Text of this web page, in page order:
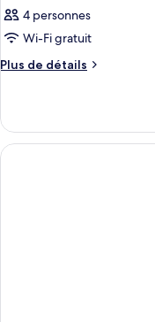
4 personnes
Wi-Fi gratuit
Plus de détails
Plus
le
type
de